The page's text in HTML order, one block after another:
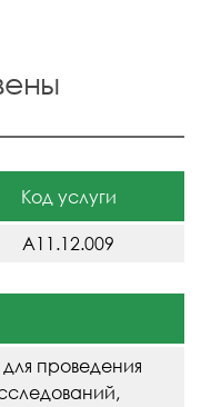
Код услуги
A11.12.009
проведения